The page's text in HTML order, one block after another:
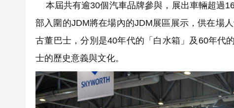
本屆共有逾30個汽車品牌參與，展出車輛超過
部入圍的JDM將在場內的JDM展區展示，供在場
古董巴士，分別是40年代的「白水箱」及60年代
士的歷史意義與文化。